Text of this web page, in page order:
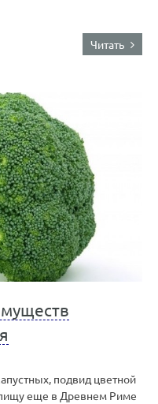
Читать
подвид цветной
пищу еще в Древнем Риме